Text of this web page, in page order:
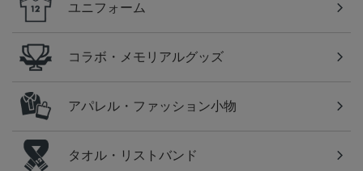
ユニフォーム
コラボ・メモリアルグッズ
アパレル・ファッション小物
タオル・リストバンド